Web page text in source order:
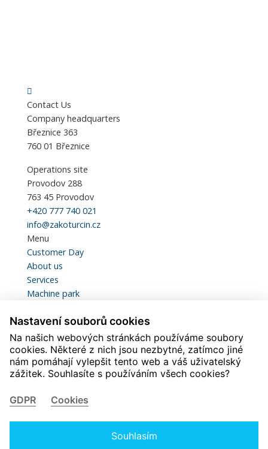
Contact Us
Company headquarters
Březnice 363
760 01 Březnice
Operations site
Provodov 288
763 45 Provodov
+420 777 740 021
info@zakoturcin.cz
Menu
Customer Day
About us
Services
Machine park
Statistics
Contacts
Download
Careers
Svářeč
Pomocný pracovník lakovny
Nastavení souborů cookies
Na našich webových stránkách používáme soubory
cookies. Některé z nich jsou nezbytné, zatímco jiné
nám pomáhají vylepšit tento web a váš uživatelský
zážitek. Souhlasíte s používáním všech cookies?
GDPR Cookies
Souhlasím